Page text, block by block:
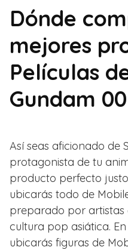
Dónde
mejores
Películas
Gundam 00
Así seas aficionado de
protagonista de tu
producto perfecto
ubicarás todo de
preparado por
cultura pop asiática.
ubicarás figuras de